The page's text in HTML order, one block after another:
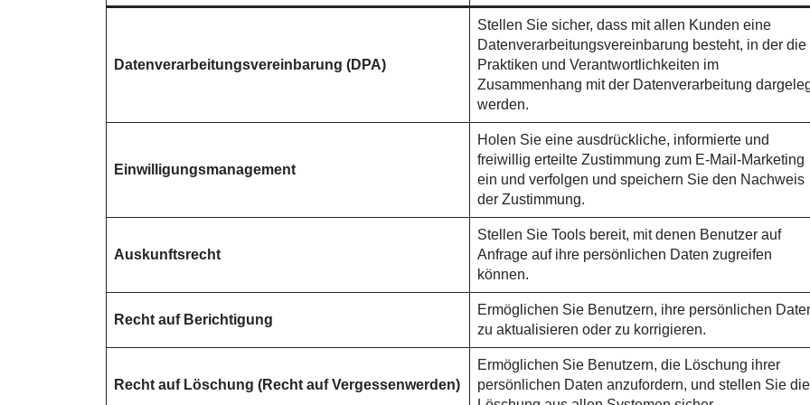
Datenverarbeitungsvereinbarung (DPA)
Stellen Sie sicher, dass mit allen Kunden eine
Datenverarbeitungsvereinbarung besteht, in der die
Praktiken und Verantwortlichkeiten im
Zusammenhang mit der Datenverarbeitung
werden.
Einwilligungsmanagement
Holen Sie eine ausdrückliche, informierte und
freiwillig erteilte Zustimmung zum E-Mail-Marketing
ein und verfolgen und speichern Sie den Nachweis
der Zustimmung.
Auskunftsrecht
Stellen Sie Tools bereit, mit denen Benutzer auf
Anfrage auf ihre persönlichen Daten zugreifen
können.
Recht auf Berichtigung
Ermöglichen Sie Benutzern, ihre persönlichen
zu aktualisieren oder zu korrigieren.
Recht auf Löschung (Recht auf Vergessenwerden)
Ermöglichen Sie Benutzern, die Löschung ihrer
persönlichen Daten anzufordern, und stellen Sie die